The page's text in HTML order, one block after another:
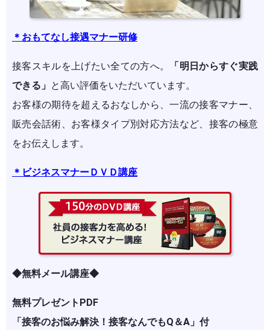
＊おもてなし接遇マナー研修
接客スキルを上げたい全ての方へ。
「明日からすぐ実践
できる」 と高い評価をいただいています。
お客様の期待を超えるおなしから、一流の接客マナー、
販売会話術、お客様タイプ別対応方法など、接客の極意
をお伝えします。
＊ビジネスマナーＤＶＤ講座
◆無料メール講座◆
無料プレゼントPDF
「接客のお悩み解決！接客なんでもQ＆A」付